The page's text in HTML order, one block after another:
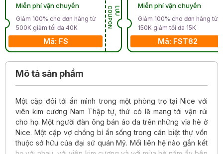
Miễn phí vận chuyển
Giảm 100% cho đơn hàng từ
500K giảm tối đa 40K
Mã: FS
L
Ư
U
C
O
U
P
O
N
Miễn phí vận chuyển
Giảm 100% cho đơn hàng từ
150K giảm tối đa 15K
Mã: FST82
Mô tả sản phẩm
Một cặp đôi tới ẩn mình trong một phòng trọ tại Nice với
viên kim cương Nam Thập tự, thứ có lẽ mang tới vận rủi
cho họ. Một người đàn ông bán áo da trên những vỉa hè ở
Nice. Một cặp vợ chồng bí ẩn sống trong căn biệt thự vốn
thuộc sở hữu của đại sứ quán Mỹ. Mối liên hệ nào gắn kết